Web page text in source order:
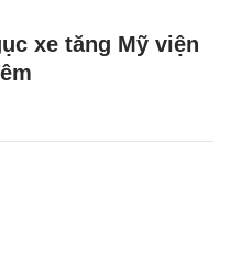
xe tăng Mỹ viện